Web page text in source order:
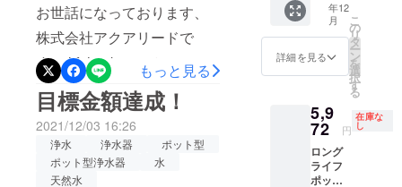
いましたら、お問い合わせ
よりどうぞお気軽におたず
ねくださいませ。よろしく
お願いいたします！
お世話になっております、
株式会社アクアリードで
す。 lifehackerにて、ロング
ライフポットを実際に使っ
た様子を記事にしていただ
きました！！ 実際の使用風
景を動画とともに分かりや
もっと見る
目標金額達成！
2021/12/03 16:26
浄水 浄水器
ポット型
ポット型浄水器
水
天然水
す。
（税・
送料込
み）の
49％OF
F 2022
旬頃か
ら、各
ECサイ
ト/自社
HP等で
一般販
年12
月
詳細を見る
こ
の
リ
タ
ー
ン
を
選
択
す
る
5,9
72 円
在庫な
し
ロング
ライフ
ポット